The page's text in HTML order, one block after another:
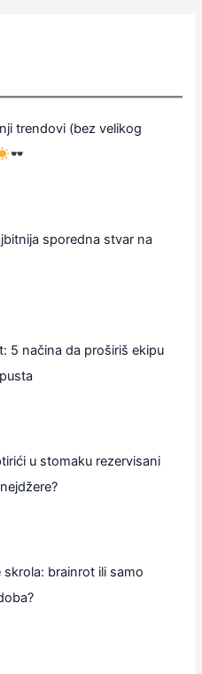
trendovi (bez velikog
sporedna stvar na
5 načina da proširiš ekipu
u stomaku rezervisani
skrola: brainrot ili samo